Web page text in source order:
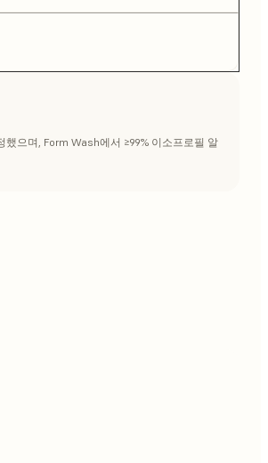
으며, Form Wash에서 ≥99% 이소프로필 알